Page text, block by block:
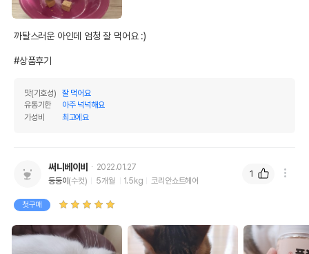
오메가6
수분 7%
탄수화물
기타성분
원료구성 알래스카산 선상동결 핑크연어
제품 타입 큐브
권장 연령
* 브랜드사에서 제공한 정보로 모든 책임은 브랜드사에 있습니다.
* 해당 정보는 브랜드사 사정에 의해 일부 변경될 수 있습니다.
까탈스러운 아인데 엄청 잘 먹어요 :)
#상품후기
맛(기호성)
잘 먹어요
유통기한
아주 넉넉해요
가성비
최고에요
써니베이비
2022.01.27
둥둥이(수컷) 5개월 1.5kg 코리안쇼트헤어
첫구매
1